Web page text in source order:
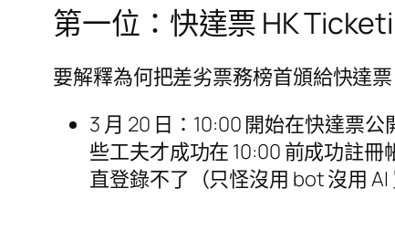
第一位：快達票 HK
要解釋為何把差劣票務榜首頒給快達
3 月 20 日：10:00 開始在快達票
些工夫才成功在 10:00 前成功註
直登錄不了（只怪沒用 bot 沒用 AI